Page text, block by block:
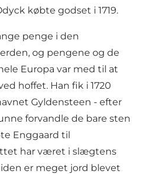
købte godset i 1719.
penge i den
og pengene og de
Europa var med til at
hoffet. Han fik i 1720
Gyldensteen - efter
forvandle de bare sten
Enggaard til
har været i slægtens
er meget jord blevet